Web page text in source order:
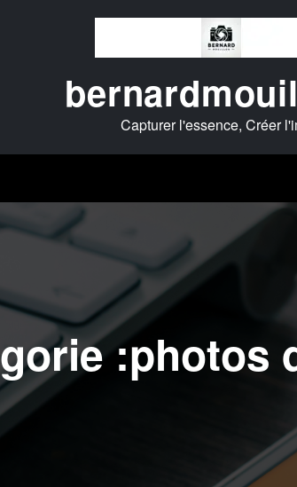
Capturer l'essence, Créer
:photos